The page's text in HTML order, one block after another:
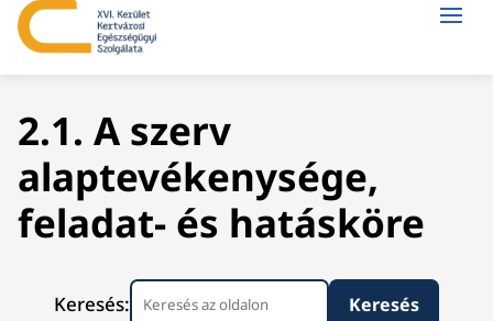
2.1. A szerv
alaptevékenysége,
feladat- és hatásköre
Keresés: